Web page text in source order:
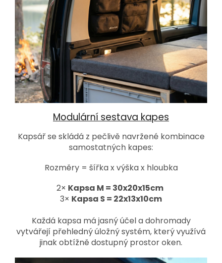
Modulární sestava kapes
Kapsář se skládá z pečlivě navržené kombinace
samostatných kapes:
Rozměry = šířka x výška x hloubka
2× Kapsa M = 30x20x15cm
3× Kapsa S = 22x13x10cm
Každá kapsa má jasný účel a dohromady
vytvářejí přehledný úložný systém, který využívá
jinak obtížně dostupný prostor oken.